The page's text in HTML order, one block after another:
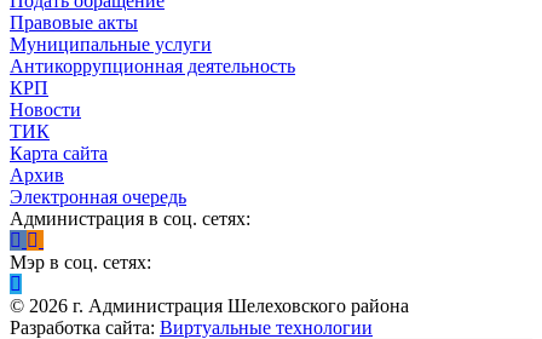
Правовые акты
Муниципальные услуги
Антикоррупционная деятельность
КРП
Новости
ТИК
Карта сайта
Архив
Электронная очередь
Администрация в соц. сетях:
Мэр в соц. сетях:
© 2026 г. Администрация Шелеховского района
Разработка сайта: Виртуальные технологии